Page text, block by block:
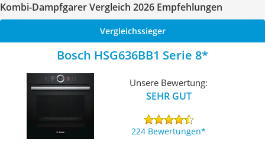
Kombi-Dampfgarer Vergleich 2026 Empfehlungen
Vergleichssieger
Bosch HSG636BB1 Serie 8
Unsere Bewertung:
SEHR GUT
224 Bewertungen